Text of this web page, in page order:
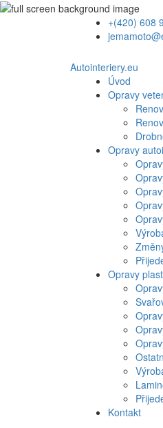
+(420) 608
Autointeriery.eu
Úvod
Opravy
Opravy
Opravy
Kontakt